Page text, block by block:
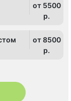
от 5500
p.
от 8500
p.